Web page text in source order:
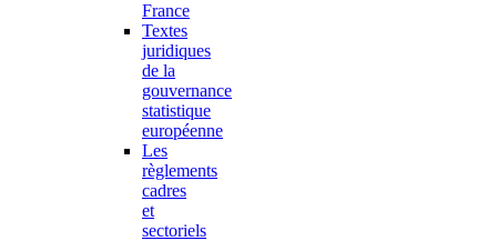
France
Textes
juridiques
de la
gouvernance
statistique
européenne
Les
règlements
cadres
et
sectoriels